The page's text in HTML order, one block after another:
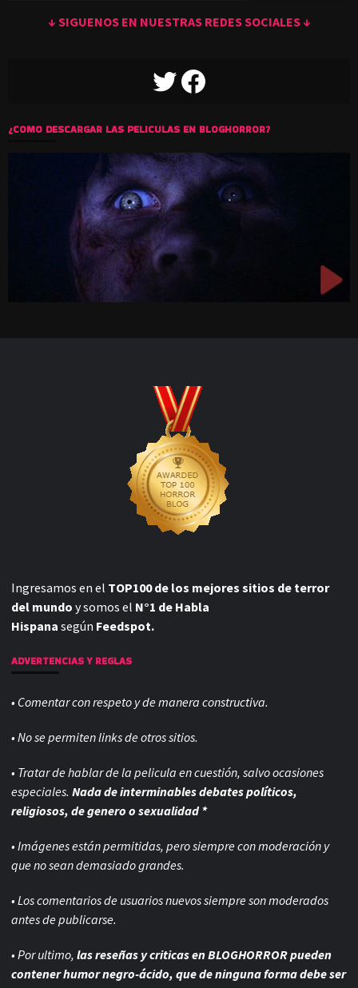
↓ SIGUENOS EN NUESTRAS REDES SOCIALES ↓
TWITTERFACEBOOK
¿COMO DESCARGAR LAS PELICULAS EN BLOGHORROR?
Ingresamos en el TOP100 de los mejores sitios de terror
del mundo y somos el N°1 de Habla
Hispana según Feedspot.
ADVERTENCIAS Y REGLAS
• Comentar con respeto y de manera constructiva.
• No se permiten links de otros sitios.
• Tratar de hablar de la pelicula en cuestión, salvo ocasiones
especiales. Nada de interminables debates políticos,
religiosos, de genero o sexualidad *
• Imágenes están permitidas, pero siempre conmoderación y
que no sean demasiado grandes.
• Los comentarios de usuarios nuevos siempre son moderados
antes de publicarse.
• Por ultimo, las reseñas y criticas en BLOGHORROR pueden
contener humor negro-ácido, que de ninguna forma debe ser